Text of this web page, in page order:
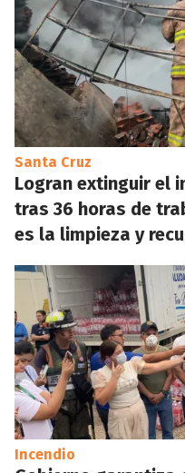
Santa Cruz
Logran extinguir el
tras 36 horas de
es la limpieza y
Incendio